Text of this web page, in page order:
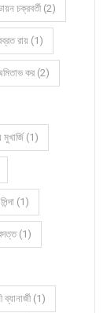
চক্রবর্তী (2)
রায় (1)
কর (2)
মুখার্জি (1)
(1)
(1)
ব্যানার্জী (1)